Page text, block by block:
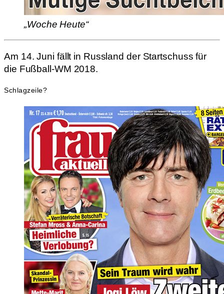
„Woche Heute“
Am 14. Juni fällt in Russland der Startschuss für
die Fußball-WM 2018.
Schlagzeile?